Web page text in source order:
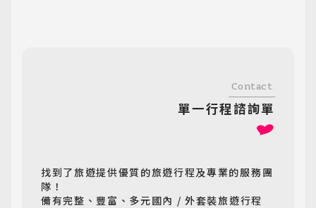
找到了旅遊提供優質的旅遊行程及專業的服務團
隊！
備有完整、豐富、多元國內 / 外套裝旅遊行程
Contact
單一行程諮詢單